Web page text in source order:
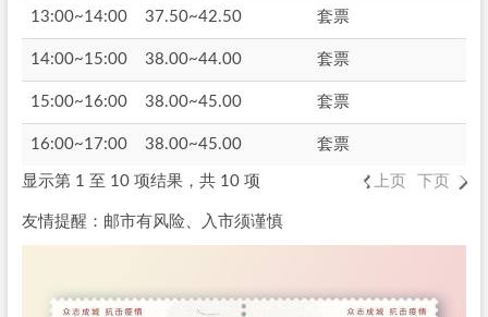
13:00~14:00 37.50~42.50 套票
14:00~15:00 38.00~44.00 套票
15:00~16:00 38.00~45.00 套票
16:00~17:00 38.00~45.00 套票
显示第 1 至 10 项结果，共 10 项 上页 下页
友情提醒：邮市有风险、入市须谨慎